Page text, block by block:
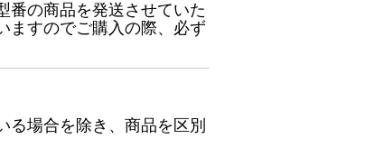
番の商品を発送させていた
ますのでご購入の際、必ず
る場合を除き、商品を区別